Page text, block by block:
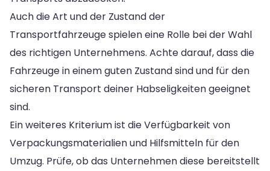
Auch die Art und der Zustand der
Transportfahrzeuge spielen eine Rolle bei der Wahl
des richtigen Unternehmens. Achte darauf, dass die
Fahrzeuge in einem guten Zustand sind und für den
sicheren Transport deiner Habseligkeiten geeignet
sind.
Ein weiteres Kriterium ist die Verfügbarkeit von
Verpackungsmaterialien und Hilfsmitteln für den
Umzug. Prüfe, ob das Unternehmen diese bereitstellt